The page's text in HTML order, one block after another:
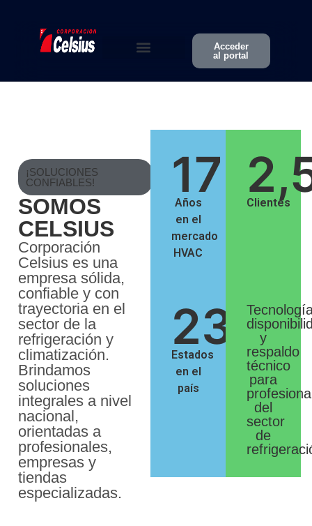
Acceder
al portal
¡SOLUCIONES
CONFIABLES!
SOMOS
CELSIUS
Corporación
Celsius es una
empresa sólida,
confiable y con
trayectoria en el
sector de la
refrigeración y
climatización.
Brindamos
soluciones
integrales a nivel
nacional,
orientadas a
profesionales,
empresas y
tiendas
especializadas.
17 +
Años
en el
mercado
HVAC
Clientes
23 +
Estados
en el
país
y
respaldo
técnico
para
del
sector
de